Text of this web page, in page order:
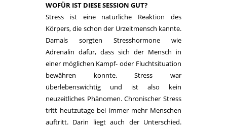
WOFÜR IST DIESE SESSION GUT?
Stress ist eine natürliche Reaktion des
Körpers, die schon der Urzeitmensch kannte.
Damals sorgten Stresshormone wie
Adrenalin dafür, dass sich der Mensch in
einer möglichen Kampf- oder Fluchtsituation
bewähren konnte. Stress war
überlebenswichtig und ist also kein
neuzeitliches Phänomen. Chronischer Stress
tritt heutzutage bei immer mehr Menschen
auftritt. Darin liegt auch der Unterschied.